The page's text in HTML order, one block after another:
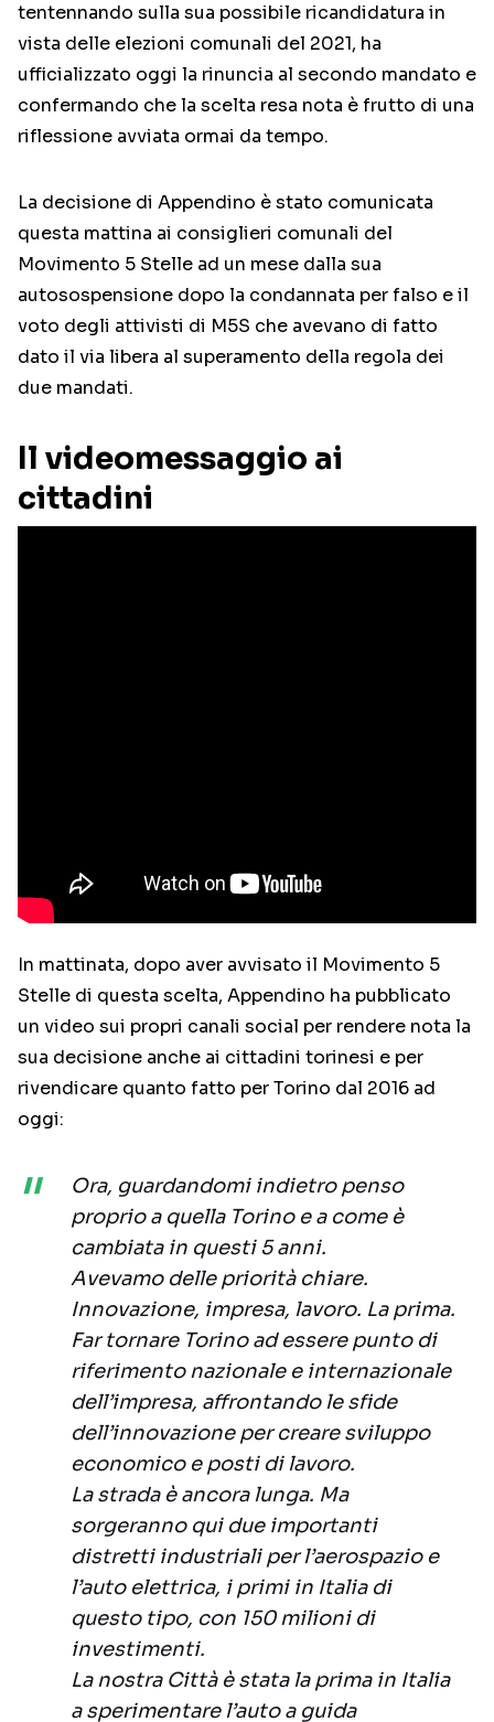
tentennando sulla sua possibile ricandidatura in
vista delle elezioni comunali del 2021, ha
ufficializzato oggi la rinuncia al secondo mandato e
confermando che la scelta resa nota è frutto di una
riflessione avviata ormai da tempo.
La decisione di Appendino è stato comunicata
questa mattina ai consiglieri comunali del
Movimento 5 Stelle ad un mese dalla sua
autosospensione dopo la condannata per falso e il
voto degli attivisti di M5S che avevano di fatto
dato il via libera al superamento della regola dei
due mandati.
Il videomessaggio ai
cittadini
In mattinata, dopo aver avvisato il Movimento 5
Stelle di questa scelta, Appendino ha pubblicato
un video sui propri canali social per rendere nota la
sua decisione anche ai cittadini torinesi e per
rivendicare quanto fatto per Torino dal 2016 ad
oggi:
Ora, guardandomi indietro penso
proprio a quella Torino e a come è
cambiata in questi 5 anni.
Avevamo delle priorità chiare.
Innovazione, impresa, lavoro. La prima.
Far tornare Torino ad essere punto di
riferimento nazionale e internazionale
dell’impresa, affrontando le sfide
dell’innovazione per creare sviluppo
economico e posti di lavoro.
La strada è ancora lunga. Ma
sorgeranno qui due importanti
distretti industriali per l’aerospazio e
l’auto elettrica, i primi in Italia di
questo tipo, con 150 milioni di
investimenti.
La nostra Città è stata la prima in Italia
a sperimentare l’auto a guida